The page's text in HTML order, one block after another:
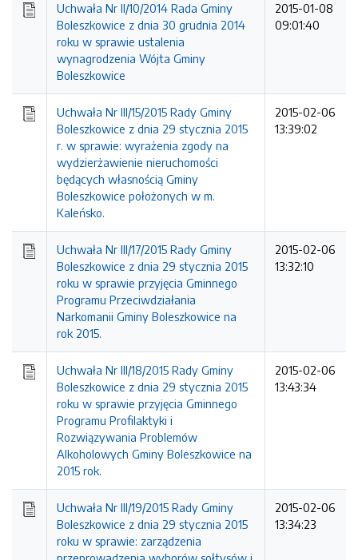
Uchwała Nr II/10/2014 Rada Gminy
Boleszkowice z dnia 30 grudnia 2014
roku w sprawie ustalenia
wynagrodzenia Wójta Gminy
Boleszkowice
2015-01-08
09:01:40
Uchwała Nr III/15/2015 Rady Gminy
Boleszkowice z dnia 29 stycznia 2015
r. w sprawie: wyrażenia zgody na
wydzierżawienie nieruchomości
będących własnością Gminy
Boleszkowice położonych w m.
Kaleńsko.
2015-02-06
13:39:02
Uchwała Nr III/17/2015 Rady Gminy
Boleszkowice z dnia 29 stycznia 2015
roku w sprawie przyjęcia Gminnego
Programu Przeciwdziałania
Narkomanii Gminy Boleszkowice na
rok 2015.
2015-02-06
13:32:10
Uchwała Nr III/18/2015 Rady Gminy
Boleszkowice z dnia 29 stycznia 2015
roku w sprawie przyjęcia Gminnego
Programu Profilaktyki i
Rozwiązywania Problemów
Alkoholowych Gminy Boleszkowice na
2015 rok.
2015-02-06
13:43:34
Uchwała Nr III/19/2015 Rady Gminy
Boleszkowice z dnia 29 stycznia 2015
roku w sprawie: zarządzenia
2015-02-06
13:34:23